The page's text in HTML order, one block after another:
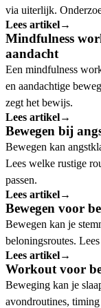
via uiterlijk.
Lees artikel→
Mindfulness
aandacht
Een mindfulness
en aandachtige
zegt het bewijs.
Lees artikel→
Bewegen bij
Bewegen kan
Lees welke rustige
passen.
Lees artikel→
Bewegen voor
Bewegen kan je
beloningsroutes.
Lees artikel→
Workout voor
Beweging kan je
avondroutines, timing